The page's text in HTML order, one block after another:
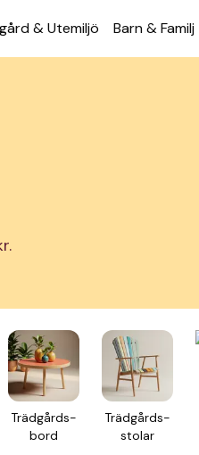
& Utemiljö Barn & Familj
Trädgårds­
bord
Trädgårds­
stolar